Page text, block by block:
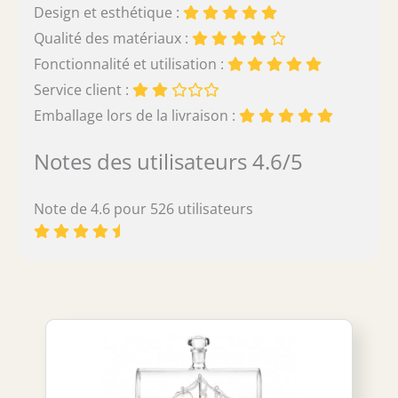
Design et esthétique :
Qualité des matériaux :
Fonctionnalité et utilisation :
Service client :
Emballage lors de la livraison :
Notes des utilisateurs 4.6/5
Note de 4.6 pour 526 utilisateurs